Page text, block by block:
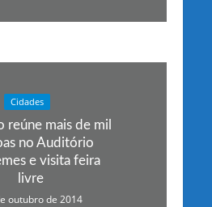
Cidades
reúne mais de mil
no Auditório
e visita feira
livre
outubro de 2014